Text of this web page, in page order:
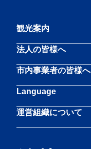
観光案内
法人の皆様へ
市内事業者の皆様へ
Language
運営組織について